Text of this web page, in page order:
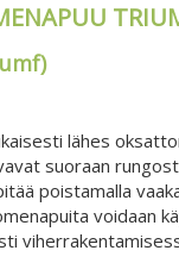
lähes
suoraan
poistamalla
voidaan